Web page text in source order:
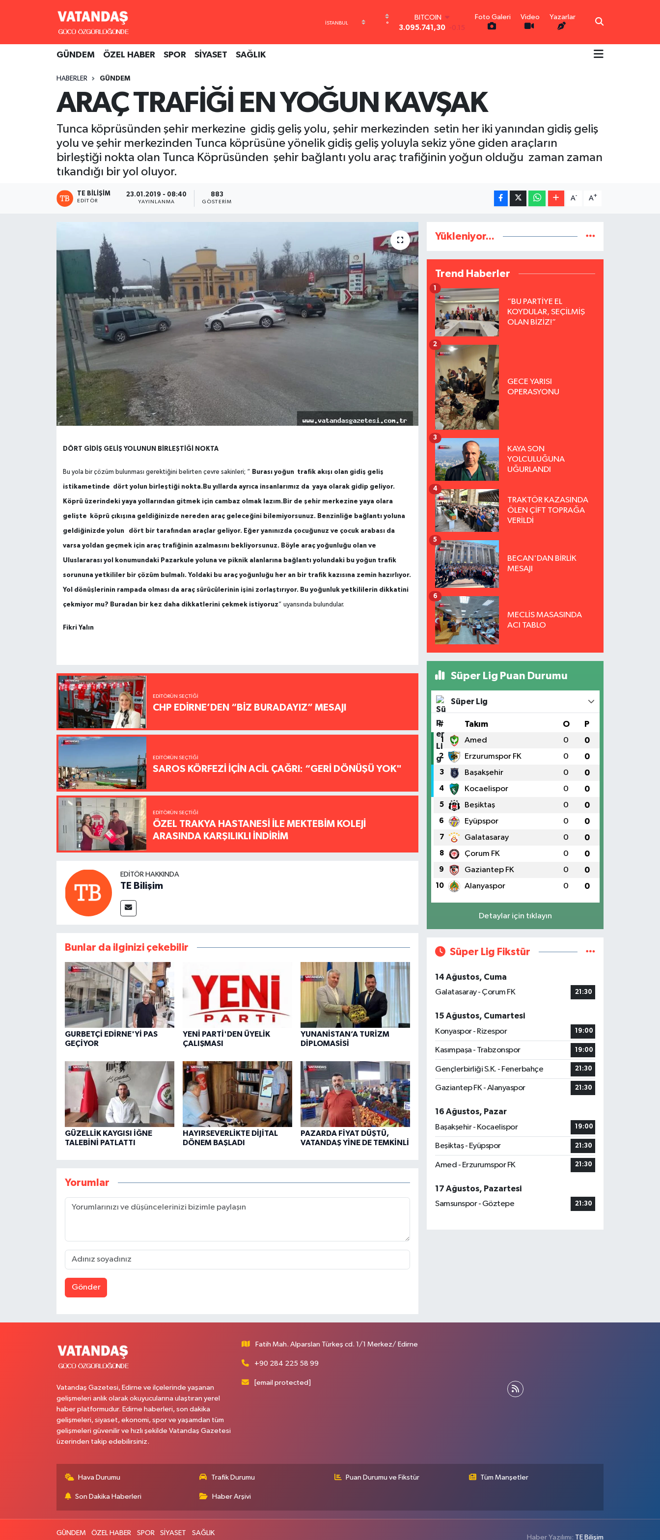
°
3.095.741,30 -0.15
DOLAR
6660.55 0
BİST100
Foto Galeri Video Yazarlar
GÜNDEM ÖZEL HABER SPOR SİYASET SAĞLIK
HABERLER GÜNDEM
ARAÇ TRAFİĞİ EN YOĞUN KAVŞAK
Tunca köprüsünden şehir merkezine gidiş geliş yolu, şehir merkezinden setin her iki yanından gidiş geliş
yolu ve şehir merkezinden Tunca köprüsüne yönelik gidiş geliş yoluyla sekiz yöne giden araçların
birleştiği nokta olan Tunca Köprüsünden şehir bağlantı yolu araç trafiğinin yoğun olduğu zaman zaman
tıkandığı bir yol oluyor.
TE BILIŞIM
EDITÖR
23.01.2019 - 08:40
YAYINLANMA
883
GÖSTERIM
A- A+
DÖRT GİDİŞ GELİŞ YOLUNUN BİRLEŞTİĞİ NOKTA
Bu yola bir çözüm bulunması gerektiğini belirten çevre sakinleri; “ Burası yoğun trafik akışı olan gidiş geliş
istikametinde dört yolun birleştiği nokta.Bu yıllarda ayrıca insanlarımız da yaya olarak gidip geliyor.
Köprü üzerindeki yaya yollarından gitmek için cambaz olmak lazım.Bir de şehir merkezine yaya olara
gelişte köprü çıkışına geldiğinizde nereden araç geleceğini bilemiyorsunuz. Benzinliğe bağlantı yoluna
geldiğinizde yolun dört bir tarafından araçlar geliyor. Eğer yanınızda çocuğunuz ve çocuk arabası da
varsa yoldan geçmek için araç trafiğinin azalmasını bekliyorsunuz. Böyle araç yoğunluğu olan ve
Uluslararası yol konumundaki Pazarkule yoluna ve piknik alanlarına bağlantı yolundaki bu yoğun trafik
sorununa yetkililer bir çözüm bulmalı. Yoldaki bu araç yoğunluğu her an bir trafik kazısına zemin hazırlıyor.
Yol dönüşlerinin rampada olması da araç sürücülerinin işini zorlaştırıyor. Bu yoğunluk yetkililerin dikkatini
çekmiyor mu? Buradan bir kez daha dikkatlerini çekmek istiyoruz” uyarısında bulundular.
Fikri Yalın
EDITÖRÜN SEÇTIĞI
CHP EDİRNE’DEN “BİZ BURADAYIZ” MESAJI
EDITÖRÜN SEÇTIĞI
SAROS KÖRFEZİ İÇİN ACİL ÇAĞRI: “GERİ DÖNÜŞÜ YOK"
EDITÖRÜN SEÇTIĞI
ÖZEL TRAKYA HASTANESİ İLE MEKTEBİM KOLEJİ
ARASINDA KARŞILIKLI İNDİRİM
EDITÖR HAKKINDA
TE Bilişim
Bunlar da ilginizi çekebilir
GURBETÇİ EDİRNE'Yİ PAS
GEÇİYOR
YENİ PARTİ'DEN ÜYELİK
ÇALIŞMASI
YUNANİSTAN’A TURİZM
DİPLOMASİSİ
GÜZELLİK KAYGISI İĞNE
TALEBİNİ PATLATTI
HAYIRSEVERLİKTE DİJİTAL
DÖNEM BAŞLADI
PAZARDA FİYAT DÜŞTÜ,
VATANDAŞ YİNE DE TEMKİNLİ
Yorumlar
Gönder
Yükleniyor...
Trend Haberler
“BU PARTİYE EL
KOYDULAR, SEÇİLMİŞ
OLAN BİZİZ!”
1
GECE YARISI
OPERASYONU
2
KAYA SON
YOLCULUĞUNA
UĞURLANDI
3
TRAKTÖR KAZASINDA
ÖLEN ÇİFT TOPRAĞA
VERİLDİ
4
BECAN'DAN BİRLİK
MESAJI
5
MECLİS MASASINDA
ACI TABLO
6
Süper Lig Puan Durumu
Süper Lig
# Takım O P
1 Amed 0 0
2 Erzurumspor FK 0 0
3 Başakşehir 0 0
4 Kocaelispor 0 0
5 Beşiktaş 0 0
6 Eyüpspor 0 0
7 Galatasaray 0 0
8 Çorum FK 0 0
9 Gaziantep FK 0 0
10 Alanyaspor 0 0
Detaylar için tıklayın
Süper Lig Fikstür
14 Ağustos, Cuma
Galatasaray - Çorum FK
21:30
15 Ağustos, Cumartesi
Konyaspor - Rizespor
19:00
Kasımpaşa - Trabzonspor 19:00
Gençlerbirliği S.K. - Fenerbahçe 21:30
Gaziantep FK - Alanyaspor 21:30
16 Ağustos, Pazar
Başakşehir - Kocaelispor
19:00
Beşiktaş - Eyüpspor 21:30
Amed - Erzurumspor FK 21:30
17 Ağustos, Pazartesi
Samsunspor - Göztepe
21:30
Vatandaş Gazetesi, Edirne ve ilçelerinde yaşanan
gelişmeleri anlık olarak okuyucularına ulaştıran yerel
haber platformudur. Edirne haberleri, son dakika
gelişmeleri, siyaset, ekonomi, spor ve yaşamdan tüm
gelişmeleri güvenilir ve hızlı şekilde Vatandaş Gazetesi
üzerinden takip edebilirsiniz.
Fatih Mah. Alparslan Türkeş cd. 1/1 Merkez/ Edirne
+90 284 225 58 99
[email protected]
Hava Durumu Trafik Durumu Puan Durumu ve Fikstür Tüm Manşetler
Son Dakika Haberleri Haber Arşivi
GÜNDEM ÖZEL HABER SPOR SİYASET SAĞLIK
Haber Yazılımı: TE Bilişim
GÜNDEM
SİYASET
Hava Durumu
Tüm Manşetler
Son Dakika Haberleri
Haber Arşivi